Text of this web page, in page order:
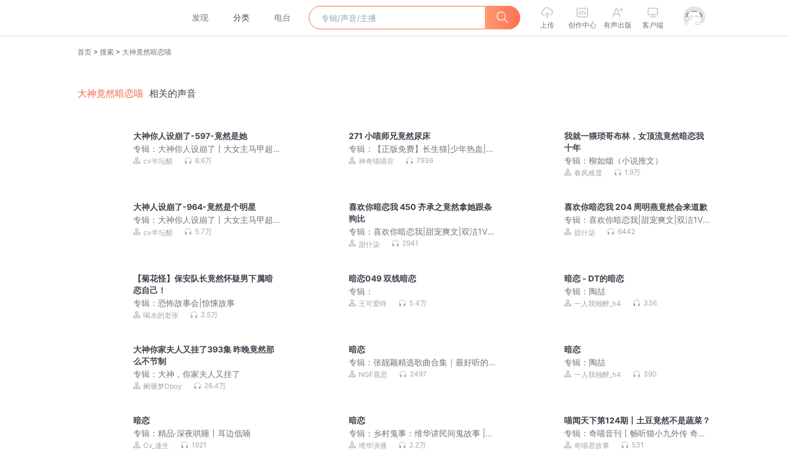
发现 分类 电台
上传 创作中心 有声出版 客户端
首页 > 搜索 > 大神竟然暗恋喵
大神竟然暗恋喵 相关的声音
大神你人设崩了-597-竟然是她
专辑： 大神你人设崩了丨大女主马甲超
爽|半坛醋多人有声剧
cv半坛醋 8.6万
271 小喵师兄竟然尿床
专辑：
【正版免费】长生猫|少年热血|奇
幻冒险
神奇喵喵谷 7936
我就一猥琐哥布林，女顶流竟然暗恋我
十年
专辑：柳如烟（小说推文）
春风难度 1.9万
大神人设崩了-964-竟然是个明星
专辑： 大神你人设崩了丨大女主马甲超
爽|半坛醋多人有声剧
cv半坛醋 5.7万
喜欢你暗恋我 450 齐承之竟然拿她跟条
狗比
专辑：喜欢你暗恋我|甜宠爽文|双洁1V1|
阅文白金现言|真人演播
甜什柒 2941
喜欢你暗恋我 204 周明燕竟然会来道歉
专辑：喜欢你暗恋我|甜宠爽文|双洁1V1|
阅文白金现言|多人有声剧
甜什柒 6442
【菊花怪】保安队长竟然怀疑男下属暗
恋自己！
专辑： 恐怖故事会|惊悚故事
喝水的老张 2.5万
暗恋049 双线暗恋
专辑：
王可爱咩 5.4万
暗恋 - DT的暗恋
专辑：陶喆
一人我独醉_h4 336
大神你家夫人又挂了393集 昨晚竟然那
么不节制
专辑： 大神，你家夫人又挂了
阑珊梦Dboy 26.4万
暗恋
专辑：张靓颖精选歌曲合集｜最好听的
歌曲｜超高清音质
NGF晨思 2497
暗恋
专辑：陶喆
一人我独醉_h4 390
暗恋
专辑： 精品·深夜哄睡丨耳边低喃
Cv_逢生 1921
暗恋
专辑： 乡村鬼事：维华讲民间鬼故事 |
恐怖故事
维华演播 2.2万
喵闻天下第124期丨土豆竟然不是蔬菜？
专辑：奇喵音刊丨畅听猫小九外传 奇喵
编辑部趣事 百科知识
奇喵君故事 531